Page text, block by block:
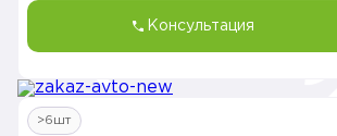
Консультация
>6шт